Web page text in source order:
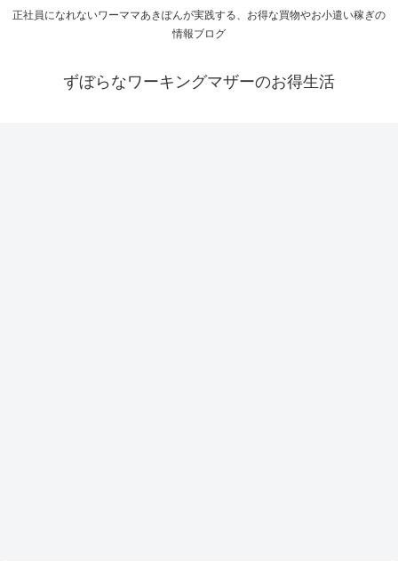
正社員になれないワーママあきぽんが実践する、お得な買物やお小遣い稼ぎの
情報ブログ
ずぼらなワーキングマザーのお得生活